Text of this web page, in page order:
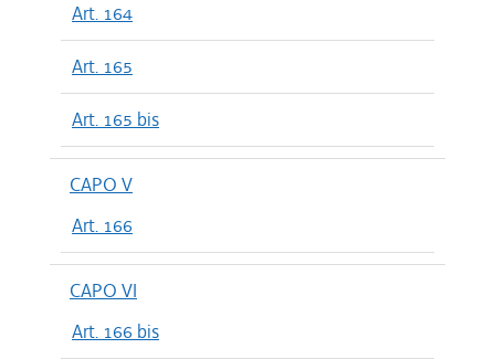
Art. 164
Art. 165
Art. 165 bis
CAPO V
Art. 166
CAPO VI
Art. 166 bis